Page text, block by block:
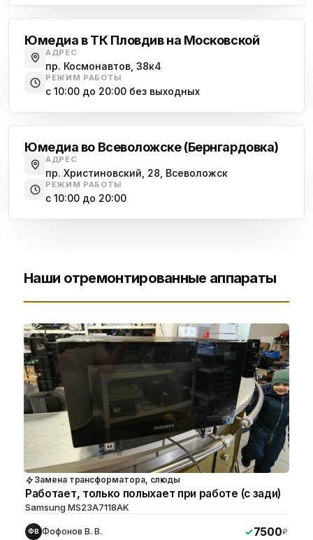
Юмедиа в ТК Пловдив на Московской
АДРЕС
пр. Космонавтов, 38к4
РЕЖИМ РАБОТЫ
с 10:00 до 20:00 без выходных
Юмедиа во Всеволожске (Бернгардовка)
АДРЕС
пр. Христиновский, 28, Всеволожск
РЕЖИМ РАБОТЫ
с 10:00 до 20:00
Наши отремонтированные аппараты
Замена трансформатора, слюды
Работает, только полыхает при работе (с зади)
Samsung MS23A7118AK
ФВ Фофонов В. В. 7500₽